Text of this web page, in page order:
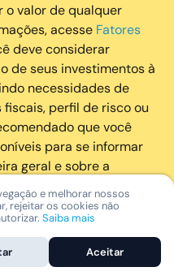
o valor de qualquer
acesse Fatores
deve considerar
de seus investimentos à
necessidades de
perfil de risco ou
que você
para se informar
geral e sobre a
Questões fiscais ou
realizados através da
próprios clientes. A
nenhum tipo de
e melhorar nossos
rejeitar os cookies não
Saiba mais
Aceitar